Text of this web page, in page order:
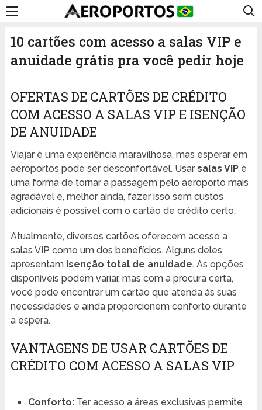
10 cartões com acesso a salas VIP e
anuidade grátis pra você pedir hoje
OFERTAS DE CARTÕES DE CRÉDITO
COM ACESSO A SALAS VIP E ISENÇÃO
DE ANUIDADE
Viajar é uma experiência maravilhosa, mas esperar em
aeroportos pode ser desconfortável. Usar salas VIPé
uma forma de tornar a passagem pelo aeroporto mais
agradável e, melhor ainda, fazer isso sem custos
adicionais é possível com o cartão de crédito certo.
Atualmente, diversos cartões oferecem acesso a
salas VIP como um dos benefícios. Alguns deles
apresentam isenção total de anuidade. As opções
disponíveis podem variar, mas com a procura certa,
você pode encontrar um cartão que atenda às suas
necessidades e ainda proporcionem conforto durante
a espera.
VANTAGENS DE USAR CARTÕES DE
CRÉDITO COM ACESSO A SALAS VIP
Conforto:Ter acesso a áreas exclusivas permite